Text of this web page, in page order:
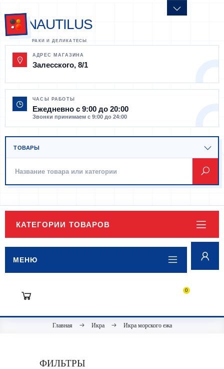
NAUTILUS
АДРЕС МАГАЗИНА
Залесского, 8/1
ЧАСЫ РАБОТЫ
Ежедневно с 9:00 до 20:00
Звонки принимаем с 9:00 до 24:00
КАТЕГОРИИ ТОВАРОВ
МЕНЮ
0
Главная Икра Икра морского ежа
ФИЛЬТРЫ